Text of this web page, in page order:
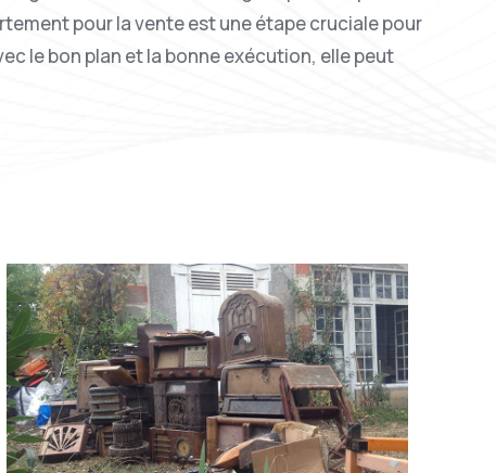
pour la vente est une étape cruciale pour
le bon plan et la bonne exécution, elle peut